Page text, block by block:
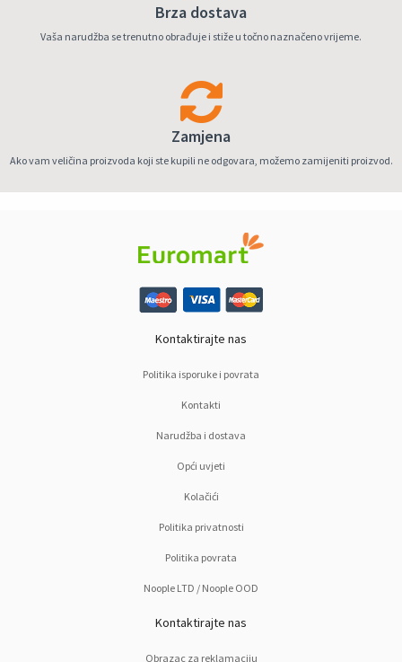
Brza dostava
Vaša narudžba se trenutno obrađuje i stiže u točno naznačeno vrijeme.
Zamjena
Ako vam veličina proizvoda koji ste kupili ne odgovara, možemo zamijeniti proizvod.
Kontaktirajte nas
Politika isporuke i povrata
Kontakti
Narudžba i dostava
Opći uvjeti
Kolačići
Politika privatnosti
Politika povrata
Noople LTD / Noople OOD
Kontaktirajte nas
Obrazac za reklamaciju